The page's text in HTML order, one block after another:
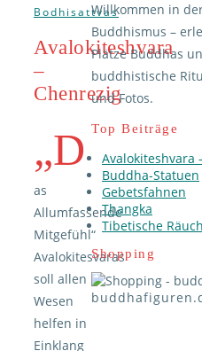
Bodhisattvas
Avalokiteshvara
–
Chenrezig
„D
as
Allumfassende
Mitgefühl“
Avalokitesvaras
soll allen
Wesen
helfen in
Einklang
Willkommen in
Buddhismus –
Plätze Buddhas
buddhistische
und Fotos.
Top Beiträge
Avalokiteshvara
Buddha-Statuen
Gebetsfahnen
Thangka
Tibetische
Shopping